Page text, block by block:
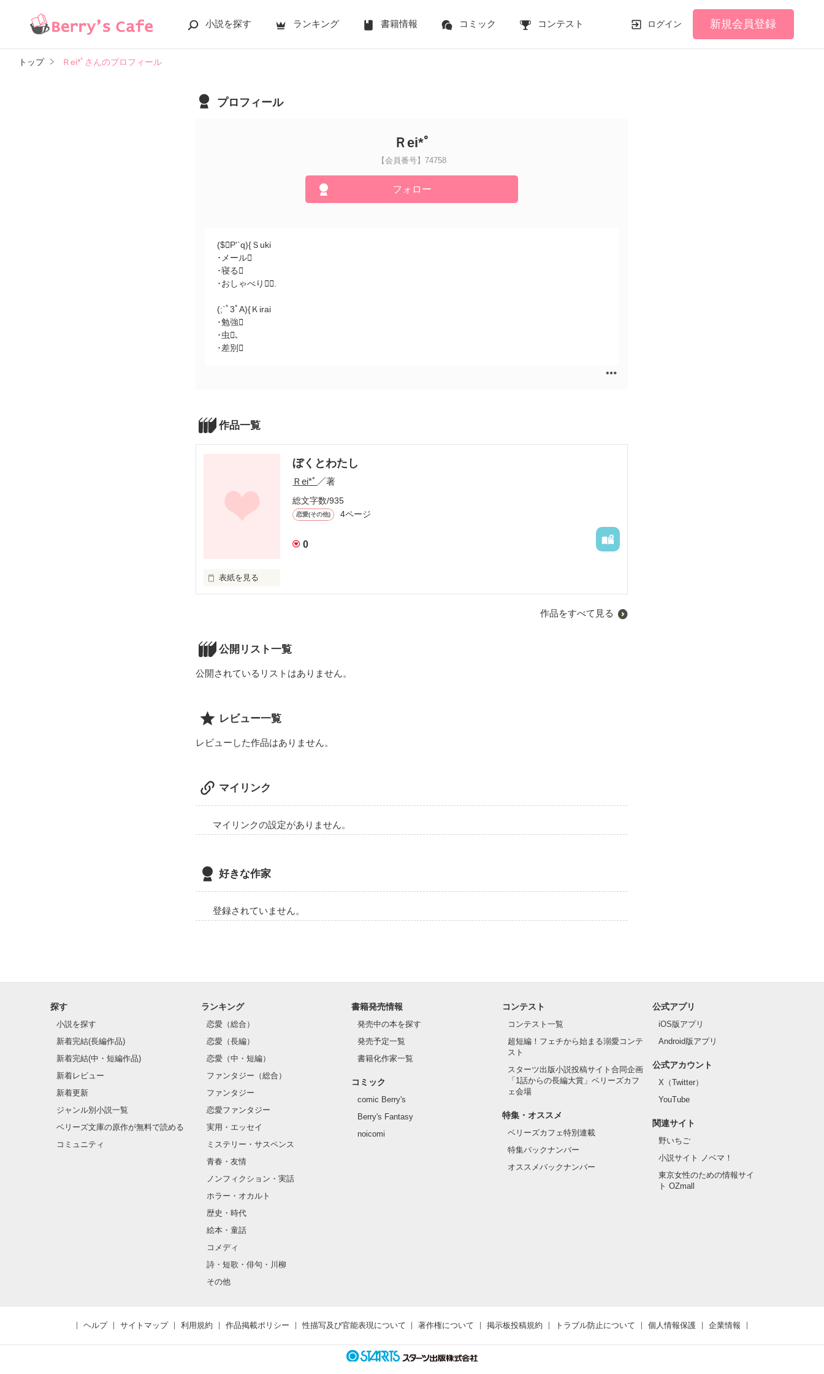
小説を探す ランキング 書籍情報 コミック コンテスト ログイン 新規会員登録
トップ Ｒei*ﾟさんのプロフィール
プロフィール
Ｒei*ﾟ
【会員番号】74758
フォロー
($P'`q){Ｓuki
･メール
･寝る
･おしゃべり.
(;`ﾟ3ﾟA){Ｋirai
･勉強
･虫､
･差別
作品一覧
ぼくとわたし
Ｒei*ﾟ ／著
総文字数/935
恋愛(その他) 4ページ
0
表紙を見る
.
.
｢な､何で私､相沢君になってるの～!?!｣
作品をすべて見る
公開リスト一覧
公開されているリストはありません。
レビュー一覧
レビューした作品はありません。
マイリンク
マイリンクの設定がありません。
好きな作家
登録されていません。
探す
小説を探す
新着完結(長編作品)
新着完結(中・短編作品)
新着レビュー
新着更新
ジャンル別小説一覧
ベリーズ文庫の原作が無料で読める
コミュニティ
ランキング
恋愛（総合）
恋愛（長編）
恋愛（中・短編）
ファンタジー（総合）
ファンタジー
恋愛ファンタジー
実用・エッセイ
ミステリー・サスペンス
青春・友情
ノンフィクション・実話
ホラー・オカルト
歴史・時代
絵本・童話
コメディ
詩・短歌・俳句・川柳
その他
書籍発売情報
発売中の本を探す
発売予定一覧
書籍化作家一覧
コミック
comic Berry's
Berry's Fantasy
noicomi
コンテスト
コンテスト一覧
超短編！フェチから始まる溺愛コンテ
スト
スターツ出版小説投稿サイト合同企画
「1話からの長編大賞」ベリーズカフ
ェ会場
特集・オススメ
ベリーズカフェ特別連載
特集バックナンバー
オススメバックナンバー
公式アプリ
iOS版アプリ
Android版アプリ
公式アカウント
X（Twitter）
YouTube
関連サイト
野いちご
小説サイト ノベマ！
東京女性のための情報サイ
ト OZmall
ヘルプ サイトマップ 利用規約 作品掲載ポリシー 性描写及び官能表現について 著作権について 掲示板投稿規約 トラブル防止について 個人情報保護 企業情報